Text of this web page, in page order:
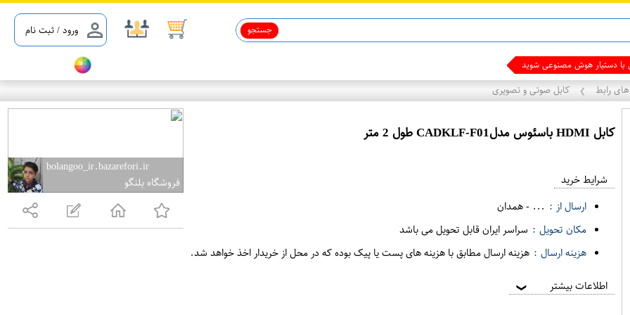
ورود / ثبت نام جستجو
با دستیار هوش مصنوعی شوید
رابط ❯ کابل صوتی و تصویری
bolangoo_ir.bazarefori.ir
فروشگاه بلنگو
کابل HDMI باسئوس مدلCADKLF-F01 طول 2 متر
شرایط خرید
ارسال از : ...
-همدان
مکان تحویل : سراسر ایران قابل تحویل می باشد
هزینه ارسال : هزینه ارسال مطابق با هزینه های پست یا پیک بوده که در محل از خریدار اخذ خواهد شد.
اطلاعات بیشتر ❯